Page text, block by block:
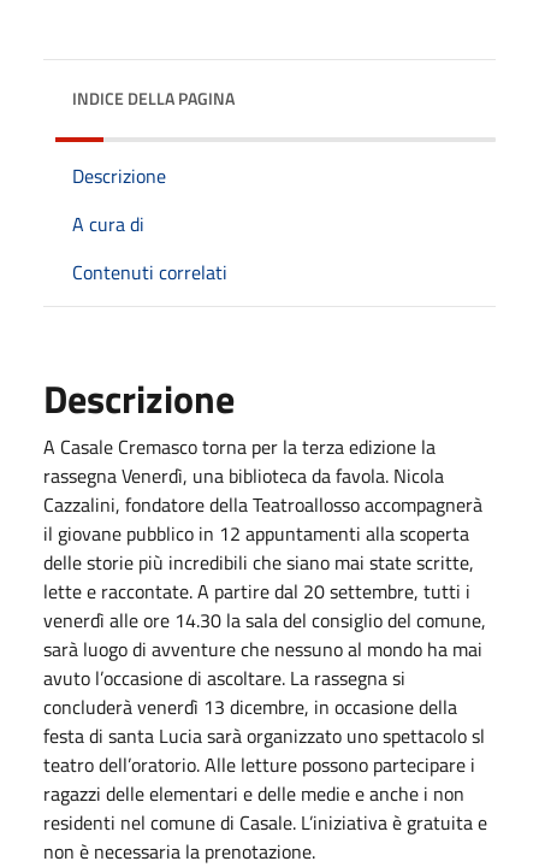
INDICE DELLA PAGINA
Descrizione
A cura di
Contenuti correlati
Descrizione
A Casale Cremasco torna per la terza edizione la
rassegna Venerdì, una biblioteca da favola. Nicola
Cazzalini, fondatore della Teatroallosso accompagnerà
il giovane pubblico in 12 appuntamenti alla scoperta
delle storie più incredibili che siano mai state scritte,
lette e raccontate. A partire dal 20 settembre, tutti i
venerdì alle ore 14.30 la sala del consiglio del comune,
sarà luogo di avventure che nessuno al mondo ha mai
avuto l’occasione di ascoltare. La rassegna si
concluderà venerdì 13 dicembre, in occasione della
festa di santa Lucia sarà organizzato uno spettacolo sl
teatro dell’oratorio. Alle letture possono partecipare i
ragazzi delle elementari e delle medie e anche i non
residenti nel comune di Casale. L’iniziativa è gratuita e
non è necessaria la prenotazione.